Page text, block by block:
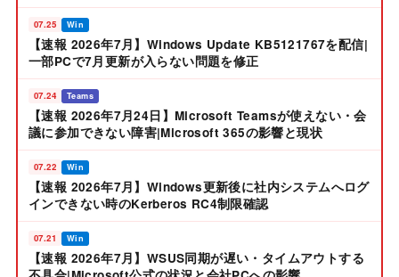
07.25 Win
【速報 2026年7月】Windows Update KB5121767を配信|
一部PCで7月更新が入らない問題を修正
07.24 Teams
【速報 2026年7月24日】Microsoft Teamsが使えない・会
議に参加できない障害|Microsoft 365の影響と現状
07.22 Win
【速報 2026年7月】Windows更新後に社内システムへログ
インできない時のKerberos RC4制限確認
07.21 Win
【速報 2026年7月】WSUS同期が遅い・タイムアウトする